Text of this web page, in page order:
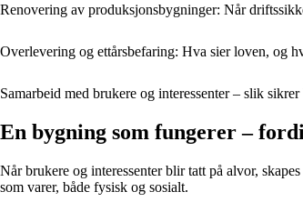
Renovering av produksjonsbygninger: Når
Overlevering og ettårsbefaring: Hva sier loven, og
Samarbeid med brukere og interessenter – slik
En bygning som fungerer –
Når brukere og interessenter blir tatt på alvor,
som varer, både fysisk og sosialt.